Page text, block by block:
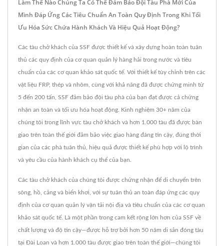
Làm Thế Nào Chúng Ta Có Thể Đảm Bảo Đội Tàu Phà Mới Của
Mình Đáp Ứng Các Tiêu Chuẩn An Toàn Quy Định Trong Khi Tối
Ưu Hóa Sức Chứa Hành Khách Và Hiệu Quả Hoạt Động?
Các tàu chở khách của SSF được thiết kế và xây dựng hoàn toàn tuân
thủ các quy định của cơ quan quản lý hàng hải trong nước và tiêu
chuẩn của các cơ quan khảo sát quốc tế. Với thiết kế tùy chỉnh trên các
vật liệu FRP, thép và nhôm, cùng với khả năng đã được chứng minh từ
5 đến 200 tấn, SSF đảm bảo đội tàu phà của bạn đạt được cả chứng
nhận an toàn và tối ưu hóa hoạt động. Kinh nghiệm 30+ năm của
chúng tôi trong lĩnh vực tàu chở khách và hơn 1.000 tàu đã được bàn
giao trên toàn thế giới đảm bảo việc giao hàng đáng tin cậy, đúng thời
gian của các phà tuân thủ, hiệu quả được thiết kế phù hợp với lộ trình
và yêu cầu của hành khách cụ thể của bạn.
Các tàu chở khách của chúng tôi được chứng nhận để di chuyển trên
sông, hồ, cảng và biển khơi, với sự tuân thủ an toàn đáp ứng các quy
định của cơ quan quản lý vận tải nội địa và tiêu chuẩn của các cơ quan
khảo sát quốc tế. Là một phần trong cam kết rộng lớn hơn của SSF về
chất lượng và độ tin cậy—được hỗ trợ bởi hơn 50 năm di sản đóng tàu
tại Đài Loan và hơn 1.000 tàu được giao trên toàn thế giới—chúng tôi